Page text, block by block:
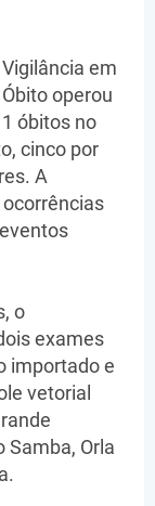
em
operou
óbitos no
cinco por
A
o
exames
importado e
vetorial
Samba, Orla